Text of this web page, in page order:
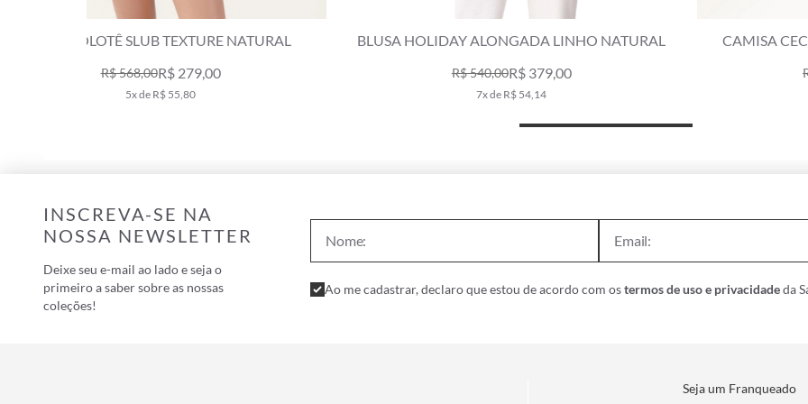
BLUSA HOLIDAY ALONGADA LINHO NATURAL
R$ 540,00
CAMISA CECILIA SLUB TEXTURE NATURAL
R$ 758,00
INSCREVA-SE NA
NOSSA NEWSLETTER
Deixe seu e-mail ao lado e seja o
primeiro a saber sobre as nossas
coleções!
Ao me cadastrar, declaro que estou de acordo com ostermos de uso e privacidadeda
Seja um Franqueado